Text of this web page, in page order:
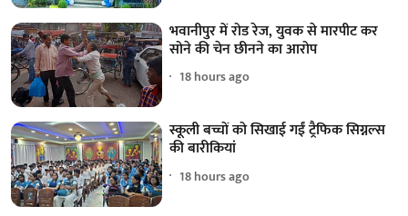
भवानीपुर में रोड रेज, युवक से मारपीट कर
सोने की चेन छीनने का आरोप
18 hours ago
स्कूली बच्चों को सिखाई गईं ट्रैफिक सिग्नल्स
की बारीकियां
18 hours ago